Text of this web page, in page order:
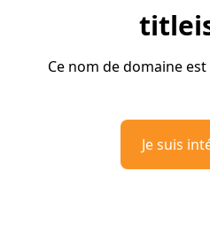
Ce nom de domaine
Je suis